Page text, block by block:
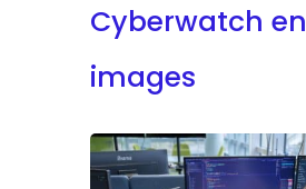
Cyberwatch en
images